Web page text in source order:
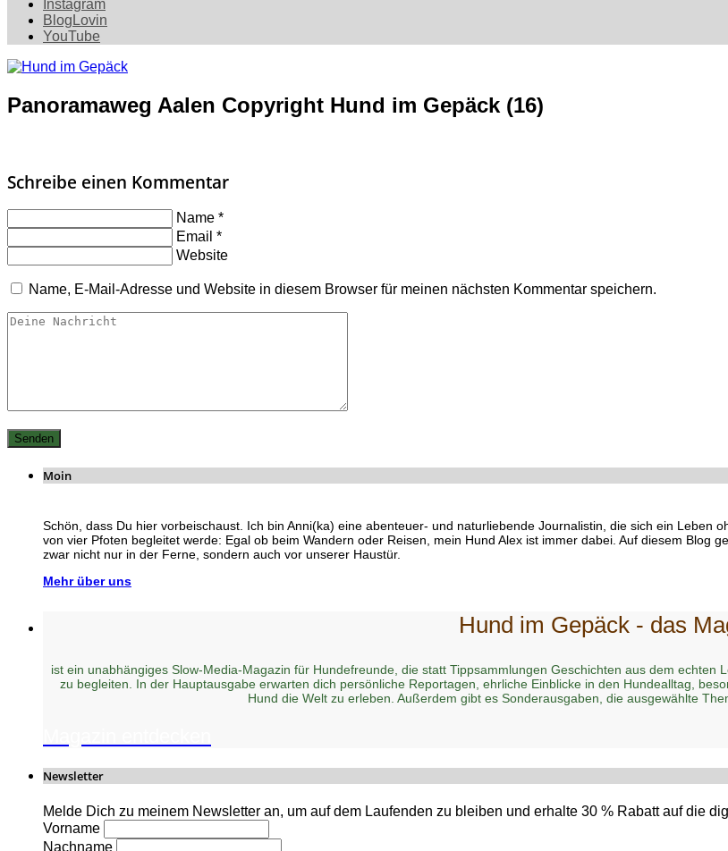
Instagram
BlogLovin
YouTube
Panoramaweg Aalen Copyright Hund im Gepäck (16)
Schreibe einen Kommentar
Name *
Email *
Website
Name, E-Mail-Adresse und Website in diesem Browser für meinen nächsten Kommentar speichern.
Moin
Schön, dass Du hier vorbeischaust. Ich bin Anni(ka) eine abenteuer- und naturliebende Journalistin, die sich ein Leben
von vier Pfoten begleitet werde: Egal ob beim Wandern oder Reisen, mein Hund Alex ist immer dabei. Auf diesem Blog
zwar nicht nur in der Ferne, sondern auch vor unserer Haustür.
Mehr über uns
Hund im Gepäck - das
ist ein unabhängiges Slow-Media-Magazin für Hundefreunde, die statt Tippsammlungen Geschichten aus dem
zu begleiten. In der Hauptausgabe erwarten dich persönliche Reportagen, ehrliche Einblicke in den Hundealltag,
Hund die Welt zu erleben. Außerdem gibt es Sonderausgaben, die ausgewählte
Newsletter
Melde Dich zu meinem Newsletter an, um auf dem Laufenden zu bleiben und erhalte 30 % Rabatt auf die
Vorname
Nachname